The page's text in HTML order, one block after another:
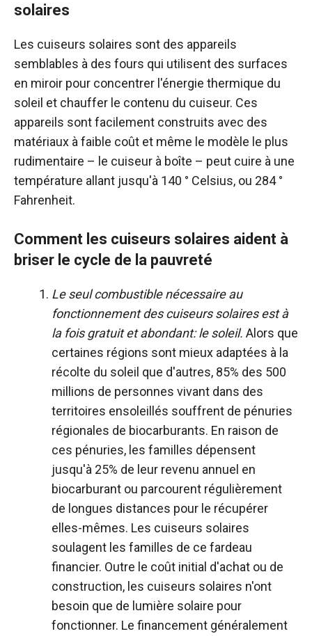
solaires
Les cuiseurs solaires sont des appareils
semblables à des fours qui utilisent des surfaces
en miroir pour concentrer l'énergie thermique du
soleil et chauffer le contenu du cuiseur. Ces
appareils sont facilement construits avec des
matériaux à faible coût et même le modèle le plus
rudimentaire – le cuiseur à boîte – peut cuire à une
température allant jusqu'à 140 ° Celsius, ou 284 °
Fahrenheit.
Comment les cuiseurs solaires aident à
briser le cycle de la pauvreté
Le seul combustible nécessaire au
fonctionnement des cuiseurs solaires est à
la fois gratuit et abondant: le soleil. Alors que
certaines régions sont mieux adaptées à la
récolte du soleil que d'autres, 85% des 500
millions de personnes vivant dans des
territoires ensoleillés souffrent de pénuries
régionales de biocarburants. En raison de
ces pénuries, les familles dépensent
jusqu'à 25% de leur revenu annuel en
biocarburant ou parcourent régulièrement
de longues distances pour le récupérer
elles-mêmes. Les cuiseurs solaires
soulagent les familles de ce fardeau
financier. Outre le coût initial d'achat ou de
construction, les cuiseurs solaires n'ont
besoin que de lumière solaire pour
fonctionner. Le financement généralement